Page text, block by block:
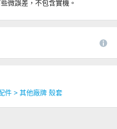
微誤差，不包含實機。
件 > 其他廠牌 殼套